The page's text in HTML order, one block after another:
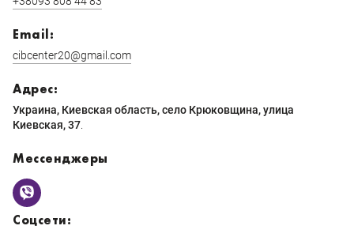
Email:
cibcenter20@gmail.com
Адрес:
Украина, Киевская область, село Крюковщина, улица
Киевская, 37.
Мессенджеры
Соцсети: